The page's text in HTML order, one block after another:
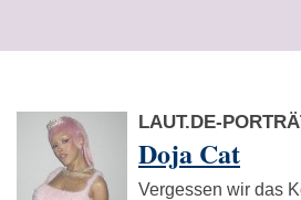
LAUT.DE-
Doja Cat
Vergessen wir das